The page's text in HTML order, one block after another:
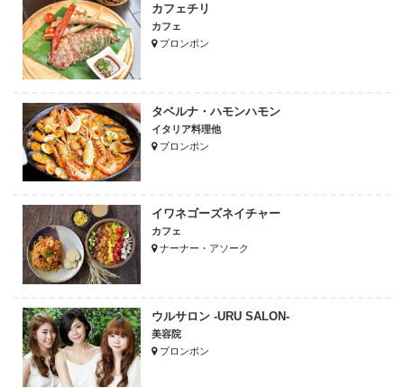
カフェチリ
カフェ
プロンポン
タベルナ・ハモンハモン
イタリア料理他
プロンポン
イワネゴーズネイチャー
カフェ
ナーナー・アソーク
ウルサロン -URU SALON-
美容院
プロンポン